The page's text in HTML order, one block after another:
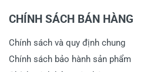
CHÍNH SÁCH BÁN HÀNG
Chính sách và quy định chung
Chính sách bảo hành sản phẩm